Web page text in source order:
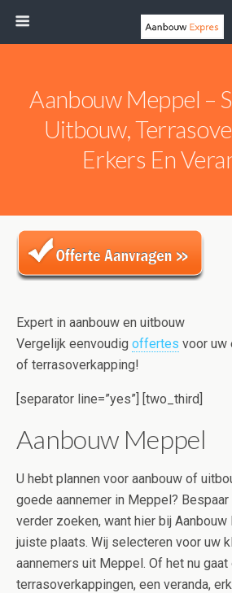
Aanbouw Meppel –
Uitbouw,
Erkers En
Expert in aanbouw en uitbouw
Vergelijk eenvoudig offertes voor uw
of terrasoverkapping!
[separator line=”yes”] [two_third]
Aanbouw Meppel
U hebt plannen voor aanbouw of
goede aannemer in Meppel?
verder zoeken, want hier bij
juiste plaats. Wij selecteren voor uw
aannemers uit Meppel. Of het nu gaat
terrasoverkappingen, een veranda,